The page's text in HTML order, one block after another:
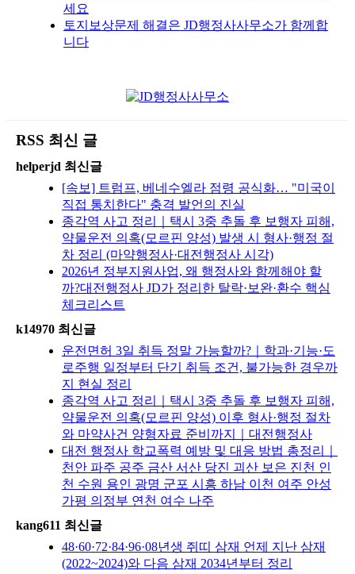
세요
토지보상문제 해결은 JD행정사사무소가 함께합
니다
RSS 최신 글
helperjd 최신글
[속보] 트럼프, 베네수엘라 점령 공식화… "미국이
직접 통치한다" 충격 발언의 진실
종각역 사고 정리｜택시 3중 추돌 후 보행자 피해,
약물운전 의혹(모르핀 양성) 발생 시 형사·행정 절
차 정리 (마약행정사·대전행정사 시각)
2026년 정부지원사업, 왜 행정사와 함께해야 할
까?대전행정사 JD가 정리한 탈락·보완·환수 핵심
체크리스트
k14970 최신글
운전면허 3일 취득 정말 가능할까?｜학과·기능·도
로주행 일정부터 단기 취득 조건, 불가능한 경우까
지 현실 정리
종각역 사고 정리｜택시 3중 추돌 후 보행자 피해,
약물운전 의혹(모르핀 양성) 이후 형사·행정 절차
와 마약사건 양형자료 준비까지｜대전행정사
대전 행정사 학교폭력 예방 및 대응 방법 총정리｜
천안 파주 공주 금산 서산 당진 괴산 보은 진천 인
천 수원 용인 광명 군포 시흥 하남 이천 여주 안성
가평 의정부 연천 여수 나주
kang611 최신글
48·60·72·84·96·08년생 쥐띠 삼재 언제 지난 삼재
(2022~2024)와 다음 삼재 2034년부터 정리